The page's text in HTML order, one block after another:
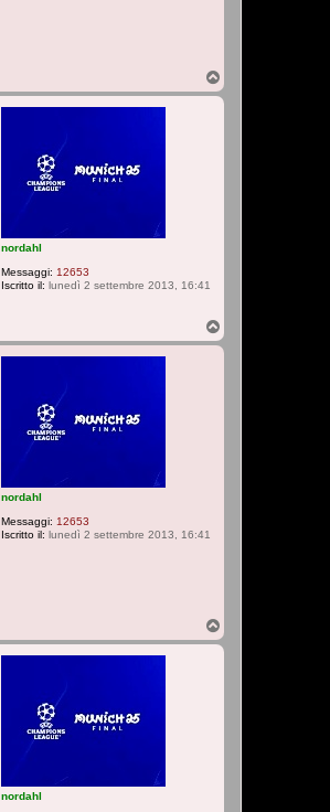
o
p
nordahl
Messaggi: 12653
Iscritto il: lunedì 2 settembre 2013, 16:41
o
p
nordahl
Messaggi: 12653
Iscritto il: lunedì 2 settembre 2013, 16:41
o
p
nordahl